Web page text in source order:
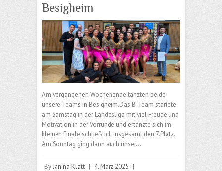
Besigheim
Am vergangenen Wochenende tanzten beide
unsere Teams in Besigheim.Das B-Team startete
am Samstag in der Landesliga mit viel Freude und
Motivation in der Vorrunde und ertanzte sich im
kleinen Finale schließlich insgesamt den 7.Platz.
Am Sonntag ging dann auch unser…
ByJanina Klatt | 4. März 2025 |